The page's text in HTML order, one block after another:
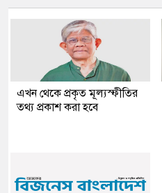
এখন থেকে প্রকৃত মূল্যস্ফীতির
তথ্য প্রকাশ করা হবে